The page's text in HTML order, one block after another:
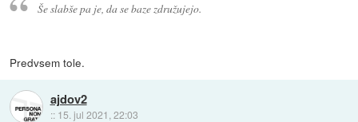
Še slabše pa je, da se baze združujejo.
Predvsem tole.
ajdov2
:: 15. jul 2021, 22:03